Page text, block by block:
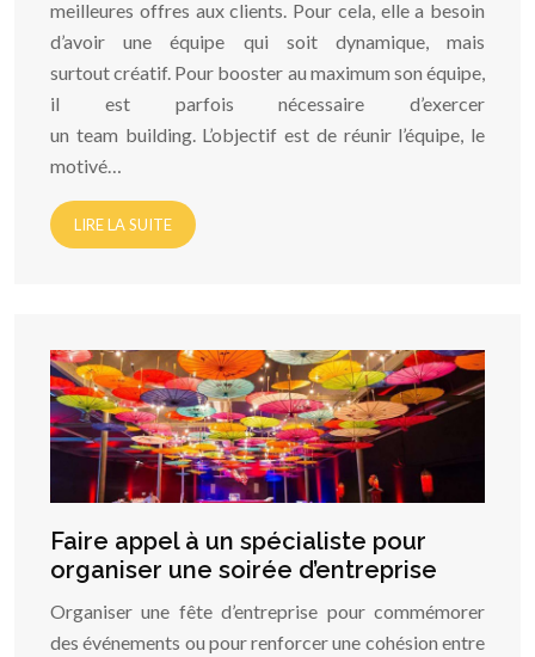
meilleures offres aux clients. Pour cela, elle a besoin
d’avoir une équipe qui soit dynamique, mais
surtout créatif. Pour booster au maximum son équipe,
il est parfois nécessaire d’exercer
un team building. L’objectif est de réunir l’équipe, le
motivé…
LIRE LA SUITE
Faire appel à un spécialiste pour
organiser une soirée d’entreprise
Organiser une fête d’entreprise pour commémorer
des événements ou pour renforcer une cohésion entre